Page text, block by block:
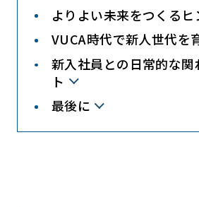
よりよい未来をつくる
VUCA時代で新人世代を
新入社員との日常的な関
ト
最後に